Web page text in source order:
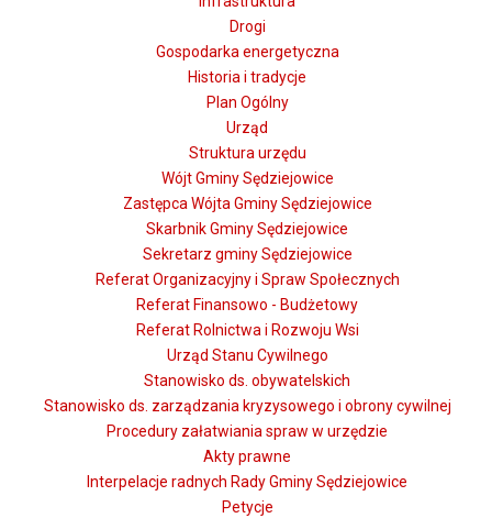
Drogi
Gospodarka energetyczna
Historia i tradycje
Plan Ogólny
Urząd
Struktura urzędu
Wójt Gminy Sędziejowice
Zastępca Wójta Gminy Sędziejowice
Skarbnik Gminy Sędziejowice
Sekretarz gminy Sędziejowice
Referat Organizacyjny i Spraw Społecznych
Referat Finansowo - Budżetowy
Referat Rolnictwa i Rozwoju Wsi
Urząd Stanu Cywilnego
Stanowisko ds. obywatelskich
Stanowisko ds. zarządzania kryzysowego i obrony cywilnej
Procedury załatwiania spraw w urzędzie
Akty prawne
Interpelacje radnych Rady Gminy Sędziejowice
Petycje